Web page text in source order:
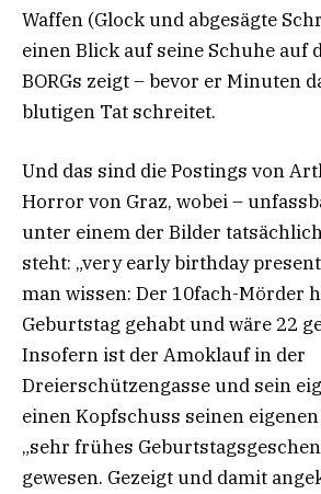
Waffen (Glock und abgesägte
einen Blick auf seine Schuhe auf
BORGs zeigt – bevor er Minuten
blutigen Tat schreitet.
Und das sind die Postings von
Horror von Graz, wobei –
unter einem der Bilder
steht: „very early birthday
man wissen: Der 10fach-Mörder
Geburtstag gehabt und wäre 22
Insofern ist der Amoklauf in der
Dreierschützengasse und sein
einen Kopfschuss seinen
„sehr frühes
gewesen. Gezeigt und damit